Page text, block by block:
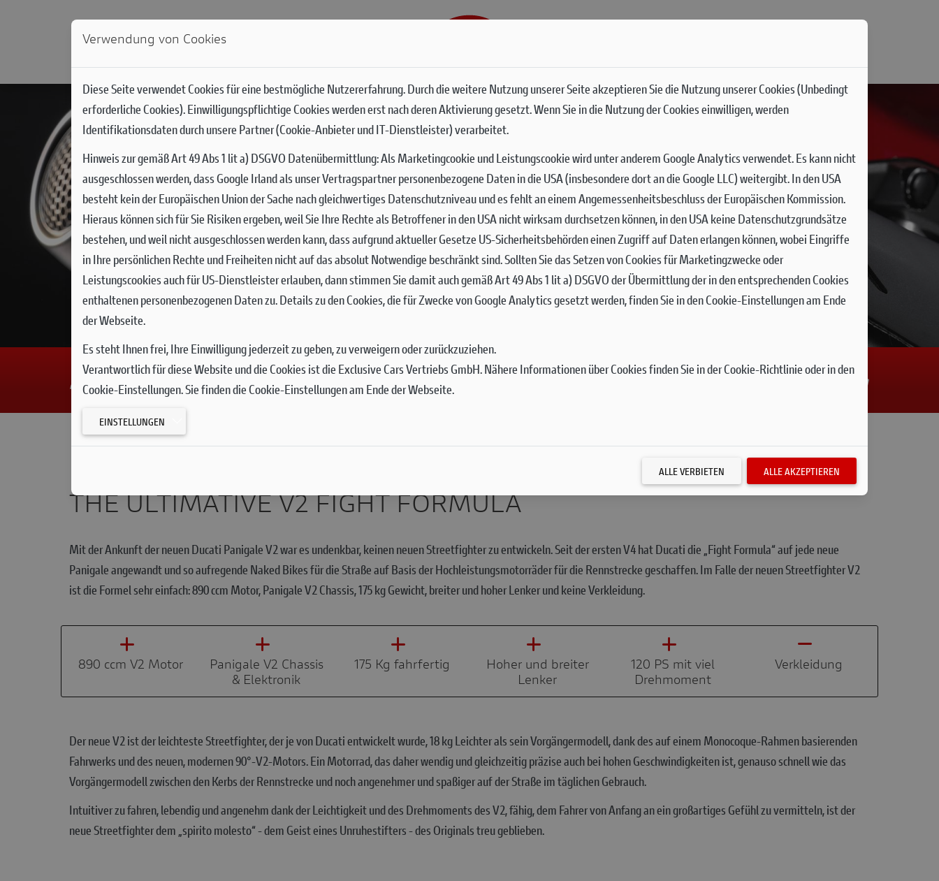
NEWS MODELLE DUCATI WORLD
THE ULTIMATIVE V2 FIGHT FORMULA
Mit der Ankunft der neuen Ducati Panigale V2 war es undenkbar, keinen neuen Streetfighter zu entwickeln. Seit der ersten V4 hat Ducati die „Fight Formula“ auf jede neue
Panigale angewandt und so aufregende Naked Bikes für die Straße auf Basis der Hochleistungsmotorräder für die Rennstrecke geschaffen. Im Falle der neuen Streetfighter V2
ist die Formel sehr einfach: 890 ccm Motor, Panigale V2 Chassis, 175 kg Gewicht, breiter und hoher Lenker und keine Verkleidung.
890 ccm V2 Motor
Panigale V2 Chassis
& Elektronik
175 Kg fahrfertig
Hoher und breiter
Lenker
120 PS mit viel
Drehmoment
Verkleidung
Der neue V2 ist der leichteste Streetfighter, der je von Ducati entwickelt wurde, 18 kg Leichter als sein Vorgängermodell, dank des auf einem Monocoque-Rahmen basierenden
Fahrwerks und des neuen, modernen 90°-V2-Motors. Ein Motorrad, das daher wendig und gleichzeitig präzise auch bei hohen Geschwindigkeiten ist, genauso schnell wie das
Vorgängermodell zwischen den Kerbs der Rennstrecke und noch angenehmer und spaßiger auf der Straße im täglichen Gebrauch.
Intuitiver zu fahren, lebendig und angenehm dank der Leichtigkeit und des Drehmoments des V2, fähig, dem Fahrer von Anfang an ein großartiges Gefühl zu vermitteln, ist der
neue Streetfighter dem „spirito molesto“ - dem Geist eines Unruhestifters - des Originals treu geblieben.
Verwendung von Cookies
Diese Seite verwendet Cookies für eine bestmögliche Nutzererfahrung. Durch die weitere Nutzung unserer Seite akzeptieren Sie die Nutzung unserer Cookies (Unbedingt
erforderliche Cookies). Einwilligungspflichtige Cookies werden erst nach deren Aktivierung gesetzt. Wenn Sie in die Nutzung der Cookies einwilligen, werden
Identifikationsdaten durch unsere Partner (Cookie-Anbieter und IT-Dienstleister) verarbeitet.
Hinweis zur gemäß Art 49 Abs 1 lit a) DSGVO Datenübermittlung:Als Marketingcookie und Leistungscookie wird unter anderem Google Analytics verwendet. Es kann nicht
ausgeschlossen werden, dass Google Irland als unser Vertragspartner personenbezogene Daten in die USA (insbesondere dort an die Google LLC) weitergibt. In den USA
besteht kein der Europäischen Union der Sache nach gleichwertiges Datenschutzniveau und es fehlt an einem Angemessenheitsbeschluss der Europäischen Kommission.
Hieraus können sich für Sie Risiken ergeben, weil Sie Ihre Rechte als Betroffener in den USA nicht wirksam durchsetzen können, in den USA keine Datenschutzgrundsätze
bestehen, und weil nicht ausgeschlossen werden kann, dass aufgrund aktueller Gesetze US-Sicherheitsbehörden einen Zugriff auf Daten erlangen können, wobei Eingriffe
in Ihre persönlichen Rechte und Freiheiten nicht auf das absolut Notwendige beschränkt sind.Sollten Sie das Setzen von Cookies für Marketingzwecke oder
Leistungscookies auch für US-Dienstleister erlauben, dann stimmen Sie damit auch gemäß Art 49 Abs 1 lit a) DSGVO der Übermittlung der in den entsprechenden Cookies
enthaltenen personenbezogenen Daten zu. Details zu den Cookies, die für Zwecke von Google Analytics gesetzt werden, finden Sie in den Cookie-Einstellungen am Ende
der Webseite.
Es steht Ihnen frei, Ihre Einwilligung jederzeit zu geben, zu verweigern oder zurückzuziehen.
Verantwortlich für diese Website und die Cookies ist die Exclusive Cars Vertriebs GmbH. Nähere Informationen über Cookies finden Sie in der Cookie-Richtlinie oder in den
Cookie-Einstellungen. Sie finden die Cookie-Einstellungen am Ende der Webseite.
EINSTELLUNGEN
ALLE VERBIETEN ALLE AKZEPTIEREN